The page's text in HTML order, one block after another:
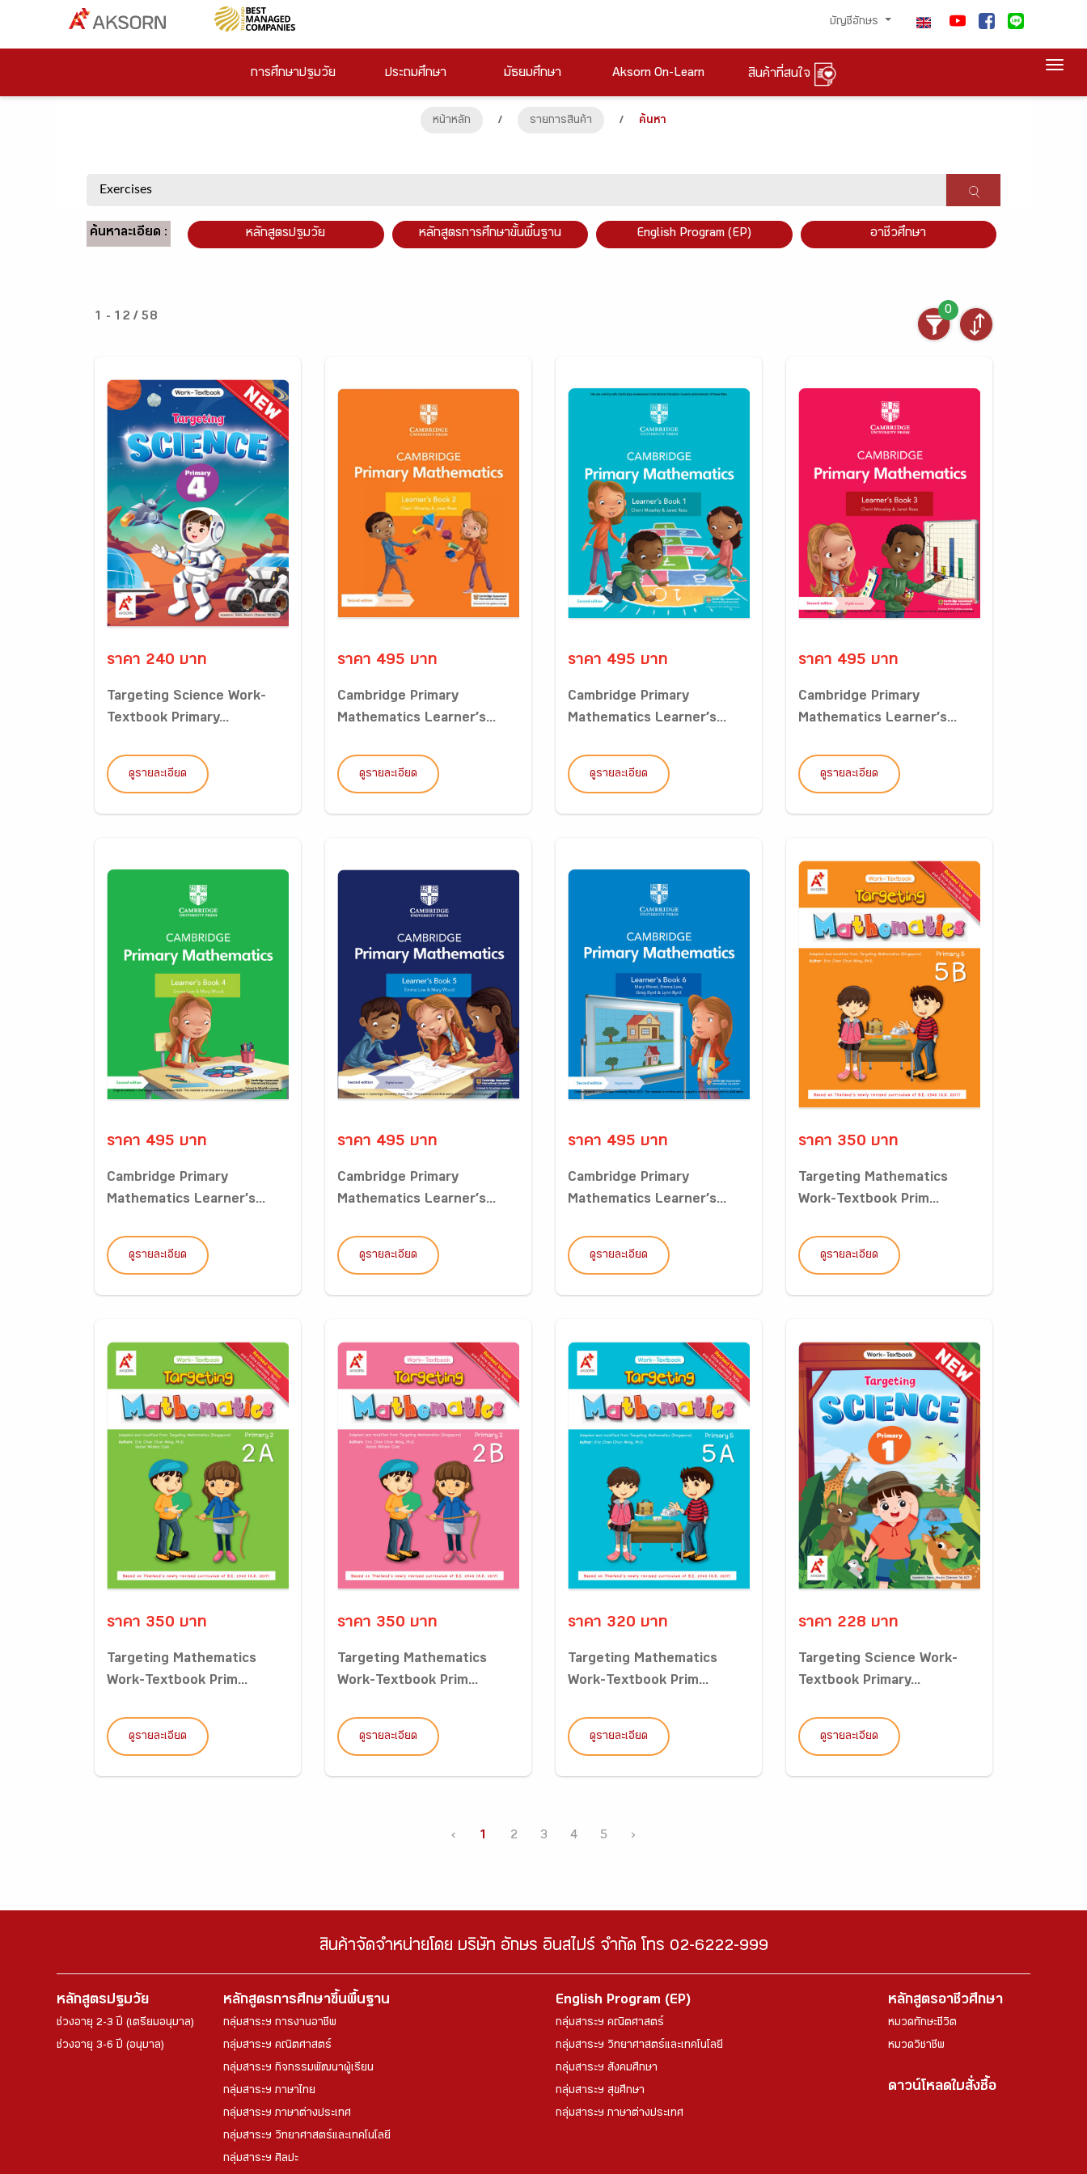
บัญชีอักษร
การศึกษาปฐมวัย ประถมศึกษา มัธยมศึกษา Aksorn On-Learn สินค้าที่สนใจ
หน้าหลัก / รายการสินค้า / ค้นหา
ค้นหาละเอียด : หลักสูตรปฐมวัย หลักสูตรการศึกษาขั้นพื้นฐาน English Program (EP) อาชีวศึกษา
1 - 12 / 58
0
ราคา 240 บาท
Targeting Science Work-
Textbook Primary...
ดูรายละเอียด
ราคา 495 บาท
Cambridge Primary
Mathematics Learner’s...
ดูรายละเอียด
ราคา 495 บาท
Cambridge Primary
Mathematics Learner’s...
ดูรายละเอียด
ราคา 495 บาท
Cambridge Primary
Mathematics Learner’s...
ดูรายละเอียด
ราคา 495 บาท
Cambridge Primary
Mathematics Learner’s...
ดูรายละเอียด
ราคา 495 บาท
Cambridge Primary
Mathematics Learner’s...
ดูรายละเอียด
ราคา 495 บาท
Cambridge Primary
Mathematics Learner’s...
ดูรายละเอียด
ราคา 350 บาท
Targeting Mathematics
Work-Textbook Prim...
ดูรายละเอียด
ราคา 350 บาท
Targeting Mathematics
Work-Textbook Prim...
ดูรายละเอียด
ราคา 350 บาท
Targeting Mathematics
Work-Textbook Prim...
ดูรายละเอียด
ราคา 320 บาท
Targeting Mathematics
Work-Textbook Prim...
ดูรายละเอียด
ราคา 228 บาท
Targeting Science Work-
Textbook Primary...
ดูรายละเอียด
‹ 1 2 3 4 5 ›
สินค้าจัดจำหน่ายโดย บริษัท อักษร อินสไปร์ จำกัด โทร 02-6222-999
หลักสูตรปฐมวัย
ช่วงอายุ 2-3 ปี (เตรียมอนุบาล)
ช่วงอายุ 3-6 ปี (อนุบาล)
หลักสูตรการศึกษาขึ้นพื้นฐาน
กลุ่มสาระฯ การงานอาชีพ
กลุ่มสาระฯ คณิตศาสตร์
กลุ่มสาระฯ กิจกรรมพัฒนาผู้เรียน
กลุ่มสาระฯ ภาษาไทย
กลุ่มสาระฯ ภาษาต่างประเทศ
กลุ่มสาระฯ วิทยาศาสตร์และเทคโนโลยี
กลุ่มสาระฯ ศิลปะ
English Program (EP)
กลุ่มสาระฯ คณิตศาสตร์
กลุ่มสาระฯ วิทยาศาสตร์และเทคโนโลยี
กลุ่มสาระฯ สังคมศึกษา
กลุ่มสาระฯ สุขศึกษา
กลุ่มสาระฯ ภาษาต่างประเทศ
หลักสูตรอาชีวศึกษา
หมวดทักษะชีวิต
หมวดวิชาชีพ
ดาวน์โหลดใบสั่งซื้อ